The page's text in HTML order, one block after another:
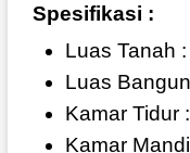
Spesifikasi :
Luas Tanah
Luas
Kamar Tidur
Kamar